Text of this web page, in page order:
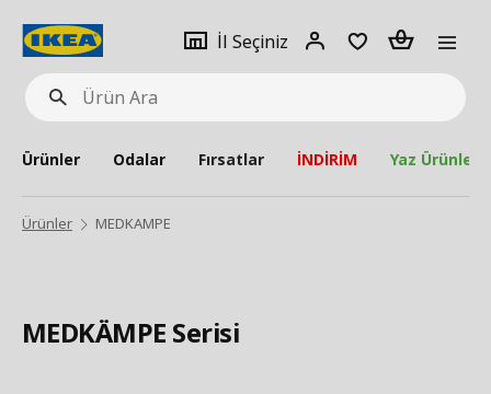
Ürün
Ara
İl Seçiniz
Giriş
Adet
Ürünler Odalar Fırsatlar İNDİRİM Yaz Ürünleri
Ürünler MEDKAMPE
MEDKÄMPE Serisi